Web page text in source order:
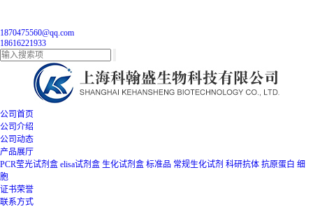
1870475560@qq.com
18616221933
公司首页
公司介绍
公司动态
产品展厅
PCR莹光试剂盒 elisa试剂盒 生化试剂盒 标准品 常规生化试剂 科研抗体 抗原蛋白 细
胞
证书荣誉
联系方式